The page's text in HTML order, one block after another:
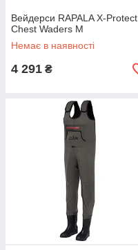
Вейдерси RAPALA X-Protect
Chest Waders M
Немає в наявності
4 291 ₴